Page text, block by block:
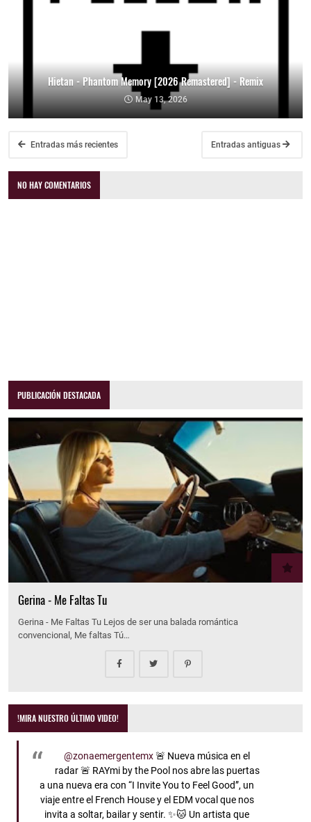
Hietan - Phantom Memory [2026 Remastered] - Remix
May 13, 2026
Entradas más recientes Entradas antiguas
NO HAY COMENTARIOS
PUBLICACIÓN DESTACADA
Gerina - Me Faltas Tu
Gerina - Me Faltas Tu Lejos de ser una balada romántica
convencional, Me faltas Tú…
!MIRA NUESTRO ÚLTIMO VIDEO!
@zonaemergentemx🚨 Nueva música en el
radar 🚨 RAYmi by the Pool nos abre las puertas
a una nueva era con “I Invite You to Feel Good”, un
viaje entre el French House y el EDM vocal que nos
invita a soltar, bailar y sentir. ✨🐱 Un artista que